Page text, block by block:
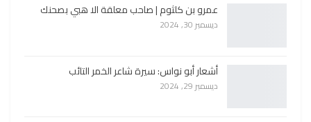
عمرو بن كلثوم | صاحب معلقة الا هبي بصحنك
ديسمبر 30, 2024
أشعار أبو نواس: سيرة شاعر الخمر التائب
ديسمبر 29, 2024